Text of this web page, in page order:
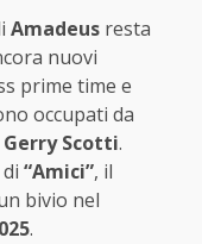
Amadeus resta
nuovi
prime time e
occupati da
Gerry Scotti.
“Amici”, il
bivio nel
.